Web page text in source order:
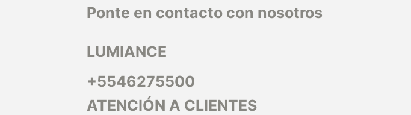
Ponte en contacto con nosotros
LUMIANCE
+5546275500
ATENCIÓN A CLIENTES